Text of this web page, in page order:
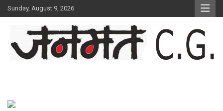
Skip
to
Sunday, August 9, 2026